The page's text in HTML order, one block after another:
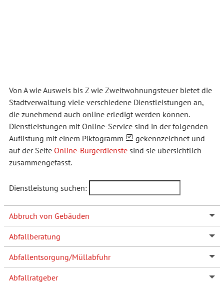
Von A wie Ausweis bis Z wie Zweitwohnungsteuer bietet die
Stadtverwaltung viele verschiedene Dienstleistungen an,
die zunehmend auch online erledigt werden können.
Dienstleistungen mit Online-Service sind in der folgenden
Auflistung mit einem Piktogramm
gekennzeichnet und
auf der Seite Online-Bürgerdienstesind sie übersichtlich
zusammengefasst.
Dienstleistung suchen:
Abbruch von Gebäuden
Abfallberatung
Abfallentsorgung/Müllabfuhr
Abfallratgeber